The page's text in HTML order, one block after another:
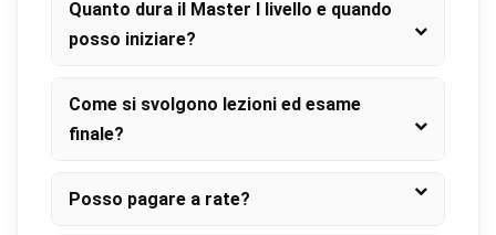
Quanto dura il Master I livello e quando
posso iniziare?
Come si svolgono lezioni ed esame
finale?
Posso pagare a rate?